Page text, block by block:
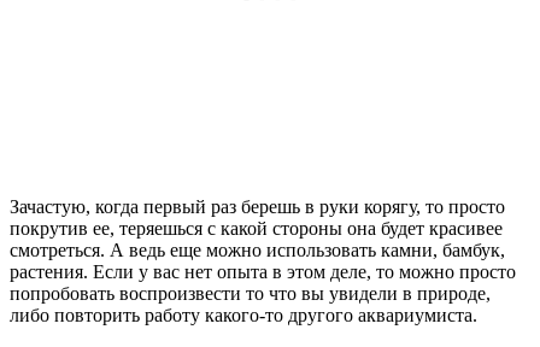
Зачастую, когда первый раз берешь в руки корягу, то просто
покрутив ее, теряешься с какой стороны она будет красивее
смотреться. А ведь еще можно использовать камни, бамбук,
растения. Если у вас нет опыта в этом деле, то можно просто
попробовать воспроизвести то что вы увидели в природе,
либо повторить работу какого-то другого аквариумиста.